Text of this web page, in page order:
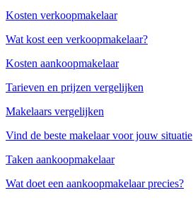
Kosten verkoopmakelaar
Wat kost een verkoopmakelaar?
Kosten aankoopmakelaar
Tarieven en prijzen vergelijken
Makelaars vergelijken
Vind de beste makelaar voor jouw situatie
Taken aankoopmakelaar
Wat doet een aankoopmakelaar precies?